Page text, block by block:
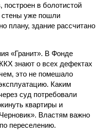
в болотистой
стены уже пошли
плану, здание рассчитано
«Гранит». В Фонде
знают о всех дефектах
это не помешало
Каким
суд потребовали
квартиры и
Властям важно
переселению.